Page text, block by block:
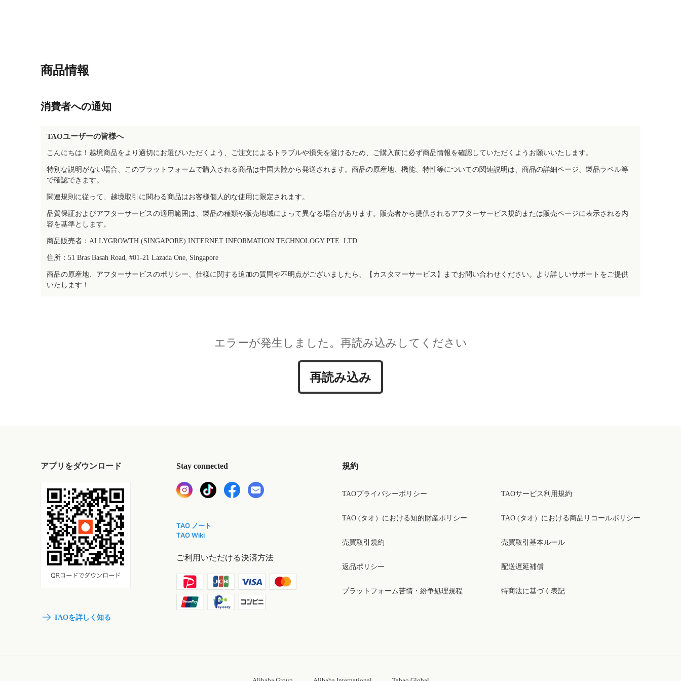
商品情報
消費者への通知
TAOユーザーの皆様へ
こんにちは！越境商品をより適切にお選びいただくよう、ご注文によるトラブルや損失を避けるため、ご購入前に必ず商品情報を確認していただくようお願いいたします。
特別な説明がない場合、このプラットフォームで購入される商品は中国大陸から発送されます。商品の原産地、機能、特性等についての関連説明は、商品の詳細ページ、製品ラベル等
で確認できます。
関連規則に従って、越境取引に関わる商品はお客様個人的な使用に限定されます。
品質保証およびアフターサービスの適用範囲は、製品の種類や販売地域によって異なる場合があります。販売者から提供されるアフターサービス規約または販売ページに表示される内
容を基準とします。
商品販売者：ALLYGROWTH (SINGAPORE) INTERNET INFORMATION TECHNOLOGY PTE. LTD.
住所：51 Bras Basah Road, #01-21 Lazada One, Singapore
商品の原産地、アフターサービスのポリシー、仕様に関する追加の質問や不明点がございましたら、【カスタマーサービス】までお問い合わせください。より詳しいサポートをご提供
いたします！
エラーが発生しました。再読み込みしてください
再読み込み
アプリをダウンロード
TAOを詳しく知る
Stay connected
TAO ノート
TAO Wiki
ご利用いただける決済方法
規約
TAOプライバシーポリシー
TAO (タオ）における知的財産ポリシー
売買取引規約
返品ポリシー
プラットフォーム苦情・紛争処理規程
TAOサービス利用規約
TAO (タオ）における商品リコールポリシー
売買取引基本ルール
配送遅延補償
特商法に基づく表記